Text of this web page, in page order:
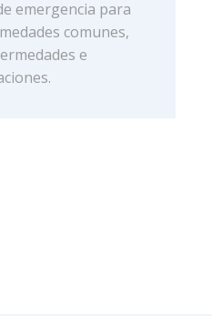
emergencia para
comunes,
e